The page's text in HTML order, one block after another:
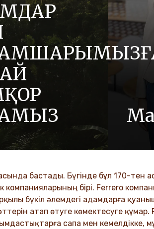
ретінде құрмет,
инновация сияқты
MORE
бастады. Бүгінде бұл 170-тен
компанияларының бірі. Ferrero
бүкіл әлемдегі адамдарға
атап өтуге көмектесуге құмар.
сапа мен кемелдікке,